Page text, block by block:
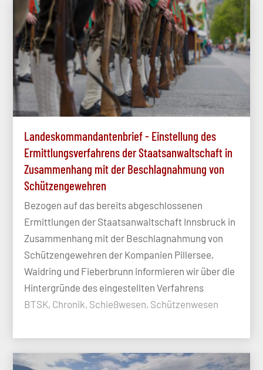
Landeskommandantenbrief - Einstellung des
Ermittlungsverfahrens der Staatsanwaltschaft in
Zusammenhang mit der Beschlagnahmung von
Schützengewehren
Bezogen auf das bereits abgeschlossenen
Ermittlungen der Staatsanwaltschaft Innsbruck in
Zusammenhang mit der Beschlagnahmung von
Schützengewehren der Kompanien Pillersee,
Waidring und Fieberbrunn informieren wir über die
Hintergründe des eingestellten Verfahrens
BTSK, Chronik, Schießwesen, Schützenwesen